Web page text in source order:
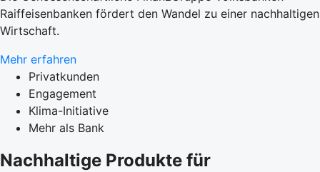
Raiffeisenbanken fördert den Wandel zu einer nachhaltigen
Wirtschaft.
Mehr erfahren
Privatkunden
Engagement
Klima-Initiative
Mehr als Bank
Nachhaltige Produkte für